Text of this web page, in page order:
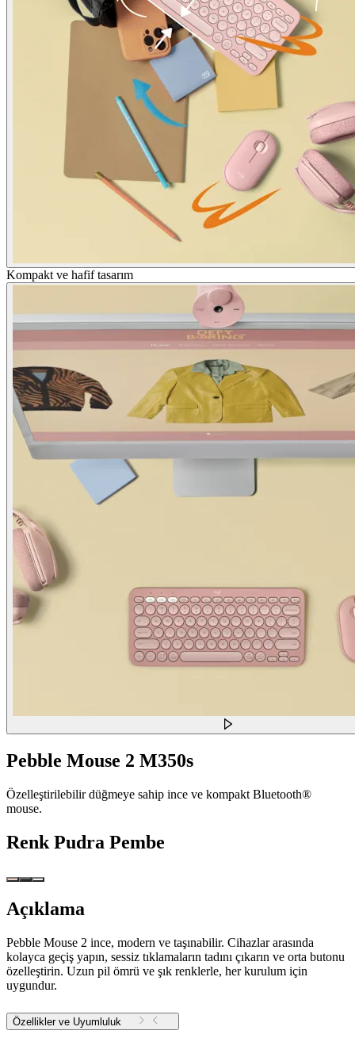
Kompakt ve hafif tasarım
Pebble Mouse 2 M350s
Özelleştirilebilir düğmeye sahip ince ve kompakt Bluetooth®
mouse.
Renk Pudra Pembe
Açıklama
Pebble Mouse 2 ince, modern ve taşınabilir. Cihazlar arasında
kolayca geçiş yapın, sessiz tıklamaların tadını çıkarın ve orta butonu
özelleştirin. Uzun pil ömrü ve şık renklerle, her kurulum için
uygundur.
Özellikler ve Uyumluluk